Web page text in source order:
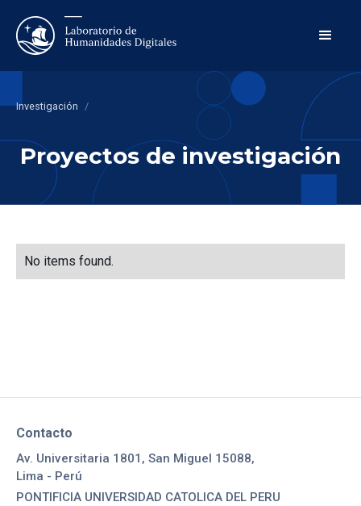
Investigación /
Proyectos de investigación
No items found.
Contacto
Av. Universitaria 1801, San Miguel 15088,
Lima - Perú
PONTIFICIA UNIVERSIDAD CATOLICA DEL PERU